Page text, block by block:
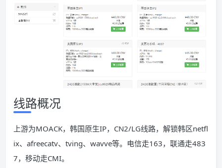
线路概况
上游为MOACK，韩国原生IP，CN2/LG线路，解锁韩区netfl
ix、afreecatv、tving、wavve等。电信走163，联通走483
7，移动走CMI。